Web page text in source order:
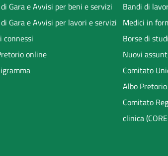
Gara e Avvisi per beni e servizi
Gara e Avvisi per lavori e servizi
connessi
online
Bandi di
Medici in
Borse di
Nuovi
Comitato
Albo
Comitato
clinica